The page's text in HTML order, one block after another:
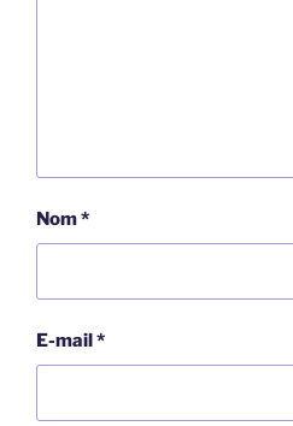
Nom*
E-mail*